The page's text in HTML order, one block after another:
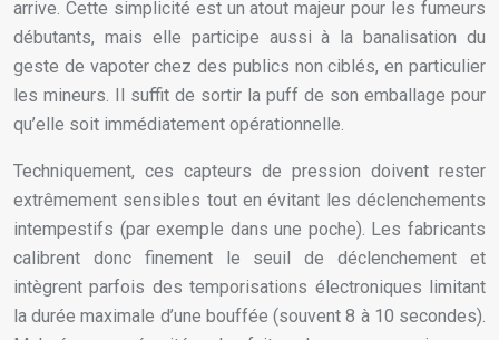
arrive. Cette simplicité est un atout majeur pour les fumeurs
débutants, mais elle participe aussi à la banalisation du
geste de vapoter chez des publics non ciblés, en particulier
les mineurs. Il suffit de sortir la puff de son emballage pour
qu’elle soit immédiatement opérationnelle.
Techniquement, ces capteurs de pression doivent rester
extrêmement sensibles tout en évitant les déclenchements
intempestifs (par exemple dans une poche). Les fabricants
calibrent donc finement le seuil de déclenchement et
intègrent parfois des temporisations électroniques limitant
la durée maximale d’une bouffée (souvent 8 à 10 secondes).